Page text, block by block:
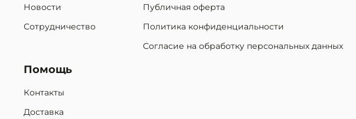
Новости
Сотрудничество
Публичная оферта
Политика конфиденциальности
Согласие на обработку персональных данных
Помощь
Контакты
Доставка